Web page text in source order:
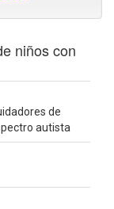
niños con
de
autista